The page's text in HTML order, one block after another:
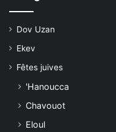
Dov Uzan
Ekev
Fêtes juives
'Hanoucca
Chavouot
Eloul